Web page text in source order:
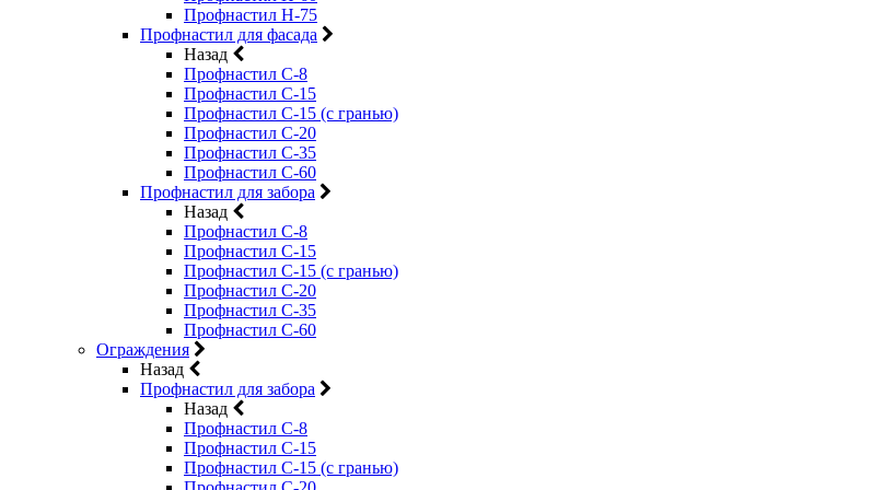
Профнастил Н-75
Профнастил для фасада
Назад
Профнастил С-8
Профнастил С-15
Профнастил С-15 (с гранью)
Профнастил С-20
Профнастил С-35
Профнастил С-60
Профнастил для забора
Назад
Профнастил С-8
Профнастил С-15
Профнастил С-15 (с гранью)
Профнастил С-20
Профнастил С-35
Профнастил С-60
Ограждения
Назад
Профнастил для забора
Назад
Профнастил С-8
Профнастил С-15
Профнастил С-15 (с гранью)